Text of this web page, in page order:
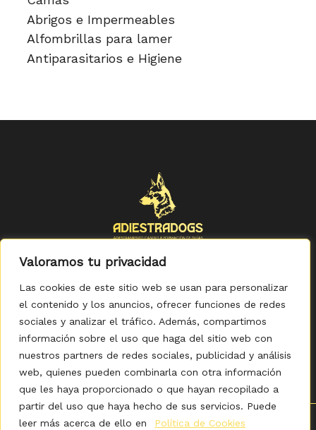
Valoramos tu privacidad
Las cookies de este sitio web se usan para personalizar
el contenido y los anuncios, ofrecer funciones de redes
sociales y analizar el tráfico. Además, compartimos
información sobre el uso que haga del sitio web con
nuestros partners de redes sociales, publicidad y análisis
web, quienes pueden combinarla con otra información
que les haya proporcionado o que hayan recopilado a
partir del uso que haya hecho de sus servicios. Puede
leer más acerca de ello en
Política de Cookies
Abrigos e Impermeables
Alfombrillas para lamer
Antiparasitarios e Higiene
Política de Privacidad -Política de Cookies-Aviso legal
Accesibilidad- Condiciones Generales de Compra